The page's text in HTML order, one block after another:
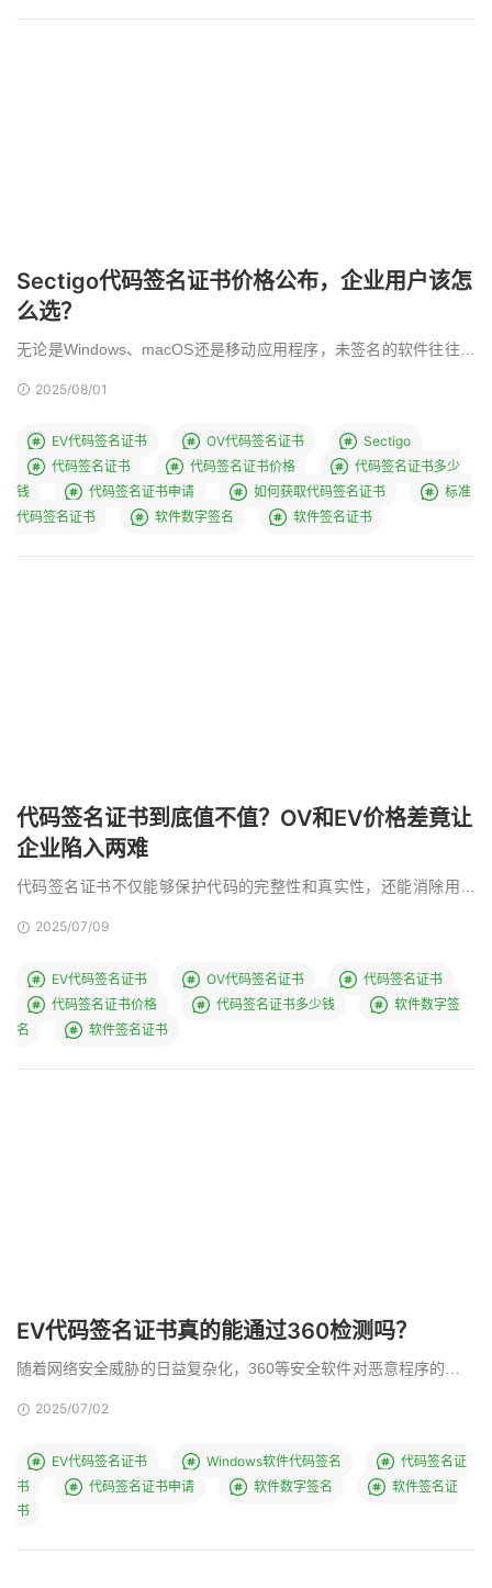
Sectigo代码签名证书价格公布，企业用户该怎
么选？
无论是Windows、macOS还是移动应用程序，未签名的软件往往会
2025/08/01
EV代码签名证书 OV代码签名证书
Sectigo
代码签名证书
代码签名证书价格
代码签名证书多少
钱
代码签名证书申请 如何获取代码签名证书
标准
代码签名证书
软件数字签名 软件签名证书
代码签名证书到底值不值？OV和EV价格差竟让
企业陷入两难
代码签名证书不仅能够保护代码的完整性和真实性，还能消除用户
2025/07/09
EV代码签名证书 OV代码签名证书
代码签名证书
代码签名证书价格
代码签名证书多少钱
软件数字签
名
软件签名证书
EV代码签名证书真的能通过360检测吗？
随着网络安全威胁的日益复杂化，360等安全软件对恶意程序的拦截
2025/07/02
EV代码签名证书 Windows软件代码签名
代码签名证
书
代码签名证书申请 软件数字签名
软件签名证
书